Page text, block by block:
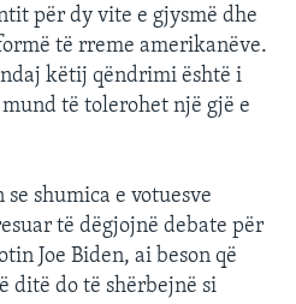
për dy vite e gjysmë dhe
të rreme amerikanëve.
këtij qëndrimi është i
të tolerohet një gjë e
shumica e votuesve
të dëgjojnë debate për
Joe Biden, ai beson që
ditë do të shërbejnë si